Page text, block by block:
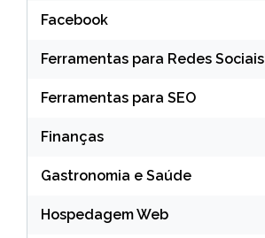
Facebook
Ferramentas para Redes Sociais
Ferramentas para SEO
Finanças
Gastronomia e Saúde
Hospedagem Web